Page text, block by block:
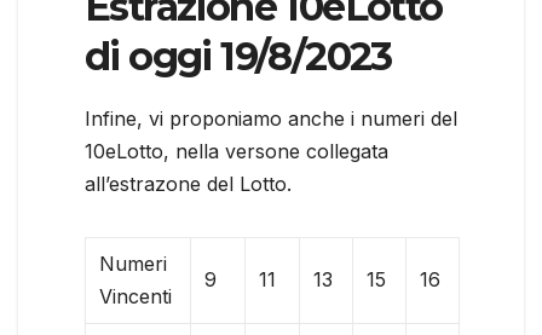
di oggi 19/8/2023
Infine, vi proponiamo anche i numeri del
10eLotto, nella versone collegata
all’estrazone del Lotto.
Numeri
Vincenti
9 11 13 15 16